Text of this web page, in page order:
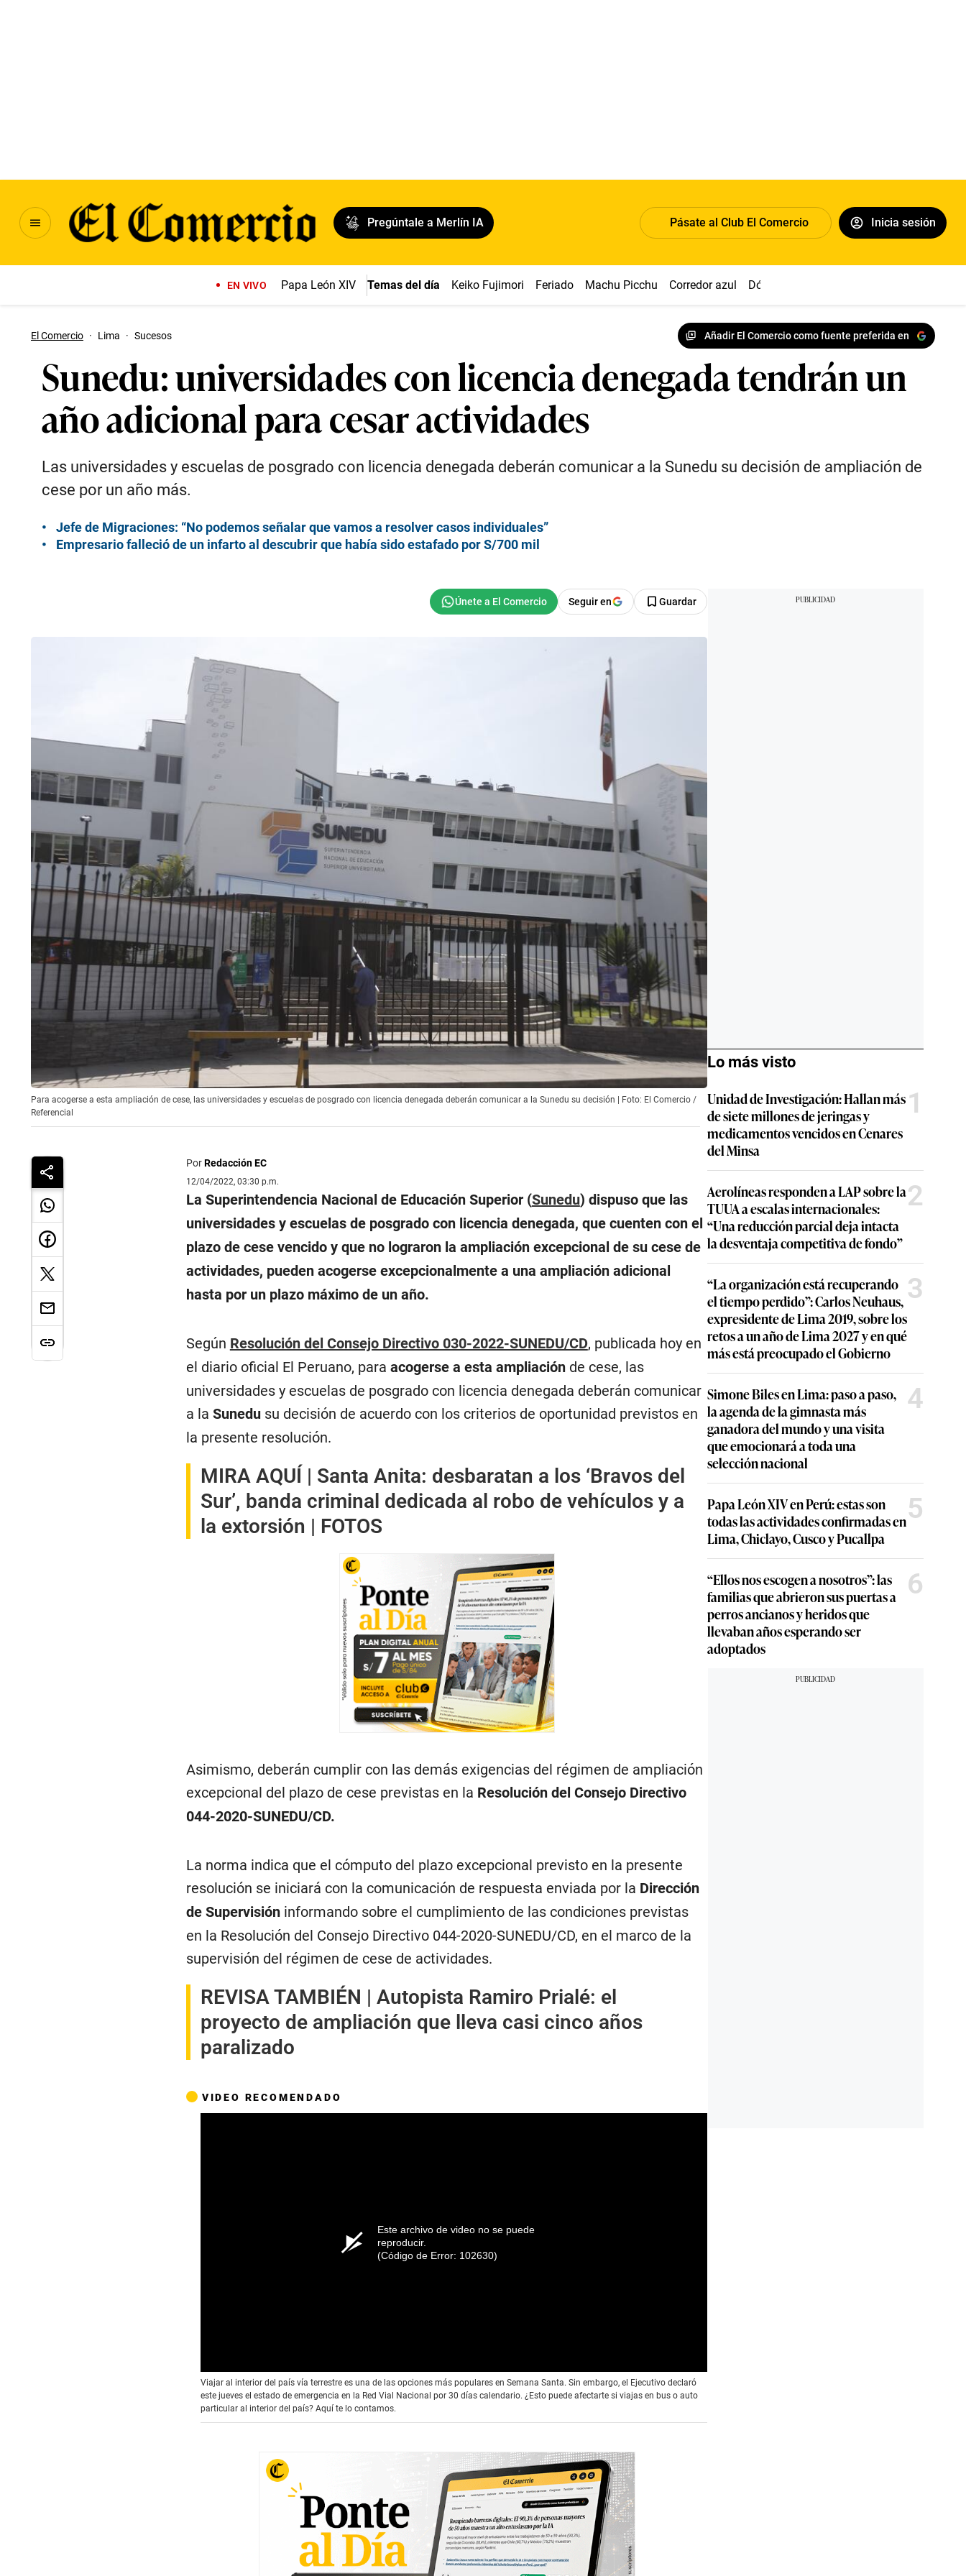
Pregúntale a Merlín IA Pásate al Club El Comercio Inicia sesión
EN VIVO Papa León XIV Temas del día Keiko Fujimori Feriado Machu Picchu Corredor azul Dólar
El Comercio · Lima · Sucesos Añadir El Comercio como fuente preferida en
Sunedu: universidades con licencia denegada tendrán un
año adicional para cesar actividades
Las universidades y escuelas de posgrado con licencia denegada deberán comunicar a la Sunedu su decisión de ampliación de
cese por un año más.
Jefe de Migraciones: “No podemos señalar que vamos a resolver casos individuales”
Empresario falleció de un infarto al descubrir que había sido estafado por S/700 mil
Seguir en Guardar
Para acogerse a esta ampliación de cese, las universidades y escuelas de posgrado con licencia denegada deberán comunicar a la Sunedu su decisión | Foto: El Comercio /
Referencial
PorRedacción EC
12/04/2022, 03:30 p.m.
La Superintendencia Nacional de Educación Superior (Sunedu) dispuso que las
universidades y escuelas de posgrado con licencia denegada, que cuenten con el
plazo de cese vencido y que no lograron la ampliación excepcional de su cese de
actividades, pueden acogerse excepcionalmente a una ampliación adicional
hasta por un plazo máximo de un año.
Según Resolución del Consejo Directivo 030-2022-SUNEDU/CD, publicada hoy en
el diario oficial El Peruano, para acogerse a esta ampliación de cese, las
universidades y escuelas de posgrado con licencia denegada deberán comunicar
a la Sunedusu decisión de acuerdo con los criterios de oportunidad previstos en
la presente resolución.
MIRA AQUÍ | Santa Anita: desbaratan a los ‘Bravos del
Sur’, banda criminal dedicada al robo de vehículos y a
la extorsión | FOTOS
Asimismo, deberán cumplir con las demás exigencias del régimen de ampliación
excepcional del plazo de cese previstas en la Resolución del Consejo Directivo
044-2020-SUNEDU/CD.
La norma indica que el cómputo del plazo excepcional previsto en la presente
resolución se iniciará con la comunicación de respuesta enviada por la Dirección
de Supervisióninformando sobre el cumplimiento de las condiciones previstas
en la Resolución del Consejo Directivo 044-2020-SUNEDU/CD, en el marco de la
supervisión del régimen de cese de actividades.
REVISA TAMBIÉN | Autopista Ramiro Prialé: el
proyecto de ampliación que lleva casi cinco años
paralizado
VIDEO RECOMENDADO
Este archivo de video no se puede
reproducir.
(Código de Error: 102630)
Viajar al interior del país vía terrestre es una de las opciones más populares en Semana Santa. Sin embargo, el Ejecutivo declaró
este jueves el estado de emergencia en la Red Vial Nacional por 30 días calendario. ¿Esto puede afectarte si viajas en bus o auto
particular al interior del país? Aquí te lo contamos.
Lo más visto
Unidad de Investigación: Hallan más
de siete millones de jeringas y
medicamentos vencidos en Cenares
del Minsa
1
Aerolíneas responden a LAP sobre la
TUUA a escalas internacionales:
“Una reducción parcial deja intacta
la desventaja competitiva de fondo”
2
“La organización está recuperando
el tiempo perdido”: Carlos Neuhaus,
expresidente de Lima 2019, sobre los
retos a un año de Lima 2027 y en qué
más está preocupado el Gobierno
3
Simone Biles en Lima: paso a paso,
la agenda de la gimnasta más
ganadora del mundo y una visita
que emocionará a toda una
selección nacional
4
Papa León XIV en Perú: estas son
todas las actividades confirmadas en
Lima, Chiclayo, Cusco y Pucallpa
5
“Ellos nos escogen a nosotros”: las
familias que abrieron sus puertas a
perros ancianos y heridos que
llevaban años esperando ser
adoptados
6